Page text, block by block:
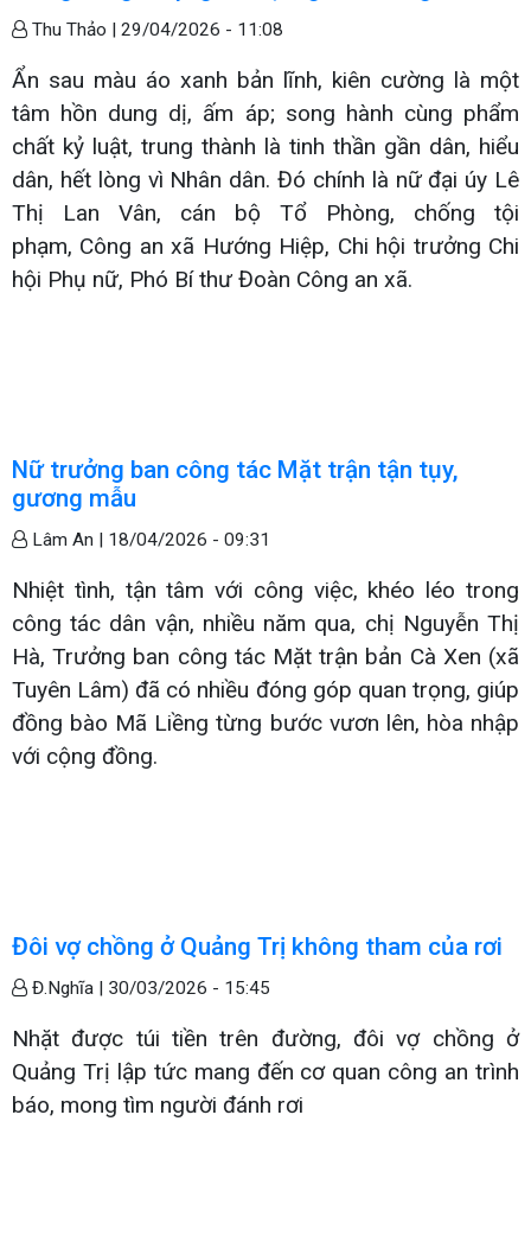
Thu Thảo | 29/04/2026 - 11:08
Ẩn sau màu áo xanh bản lĩnh, kiên cường là một
tâm hồn dung dị, ấm áp; song hành cùng phẩm
chất kỷ luật, trung thành là tinh thần gần dân, hiểu
dân, hết lòng vì Nhân dân. Đó chính là nữ đại úy Lê
Thị Lan Vân, cán bộ Tổ Phòng, chống tội
phạm, Công an xã Hướng Hiệp, Chi hội trưởng Chi
hội Phụ nữ, Phó Bí thư Đoàn Công an xã.
Nữ trưởng ban công tác Mặt trận tận tụy,
gương mẫu
Lâm An | 18/04/2026 - 09:31
Nhiệt tình, tận tâm với công việc, khéo léo trong
công tác dân vận, nhiều năm qua, chị Nguyễn Thị
Hà, Trưởng ban công tác Mặt trận bản Cà Xen (xã
Tuyên Lâm) đã có nhiều đóng góp quan trọng, giúp
đồng bào Mã Liềng từng bước vươn lên, hòa nhập
với cộng đồng.
Đôi vợ chồng ở Quảng Trị không tham của rơi
Đ.Nghĩa | 30/03/2026 - 15:45
Nhặt được túi tiền trên đường, đôi vợ chồng ở
Quảng Trị lập tức mang đến cơ quan công an trình
báo, mong tìm người đánh rơi